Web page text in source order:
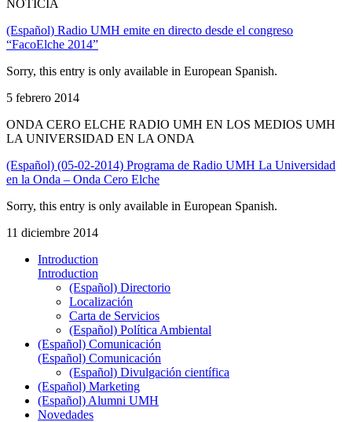
NOTICIA
(Español) Radio UMH emite en directo desde el congreso
“FacoElche 2014”
Sorry, this entry is only available in European Spanish.
5 febrero 2014
ONDA CERO ELCHE RADIO UMH EN LOS MEDIOS UMH
LA UNIVERSIDAD EN LA ONDA
(Español) (05-02-2014) Programa de Radio UMH La Universidad
en la Onda – Onda Cero Elche
Sorry, this entry is only available in European Spanish.
11 diciembre 2014
Introduction
Introduction
(Español) Directorio
Localización
Carta de Servicios
(Español) Política Ambiental
(Español) Comunicación
(Español) Comunicación
(Español) Divulgación científica
(Español) Marketing
(Español) Alumni UMH
Novedades